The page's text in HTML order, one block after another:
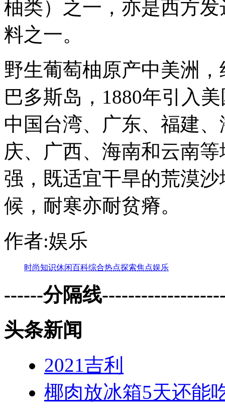
柚类）之一，亦是西方
料之一。
野生葡萄柚原产中美洲
巴多斯岛，1880年引入
中国台湾、广东、福建
庆、广西、海南和云南
强，既适宜干旱的荒漠
候，耐寒亦耐贫瘠。
作者:娱乐
时尚知识休闲百科综合热点探索焦点娱乐
------分隔线
头条新闻
2021吉利
椰肉放冰箱5天还能